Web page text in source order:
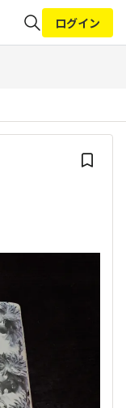
検索
ログイン